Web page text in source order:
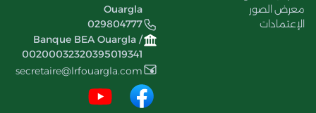
معرض الصور
الإعتمادات
Ouargla
029804777
Banque BEA Ouargla /
00200032320395019341
secretaire@lrfouargla.com